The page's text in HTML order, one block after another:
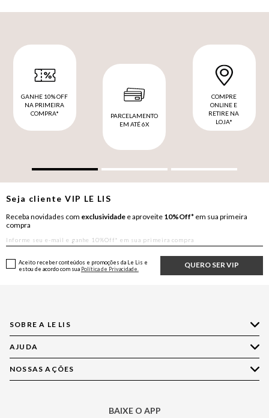
GANHE 10% OFF
NA PRIMEIRA
COMPRA*
PARCELAMENTO
EM ATÉ 6X
COMPRE
ONLINE E
RETIRE NA
LOJA*
Seja clienteVIP LE LIS
Receba novidades com exclusividade e aproveite 10%Off* em sua primeira
compra
QUERO SER VIP
Aceito receber conteúdos e promoções da Le Lis e
estou de acordo com sua Política de Privacidade.
SOBRE A LE LIS
Quem Somos
Nossas Lojas
Política de Privacidade
AJUDA
Compre pelo WhatsApp
Central de Relacionamento
NOSSAS AÇÕES
BAIXE O APP